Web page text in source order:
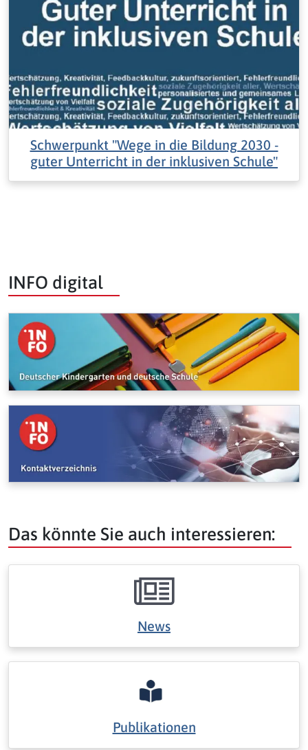
Schwerpunkt "Wege in die Bildung 2030 -
guter Unterricht in der inklusiven Schule"
INFO digital
Das könnte Sie auch interessieren:
News
Publikationen